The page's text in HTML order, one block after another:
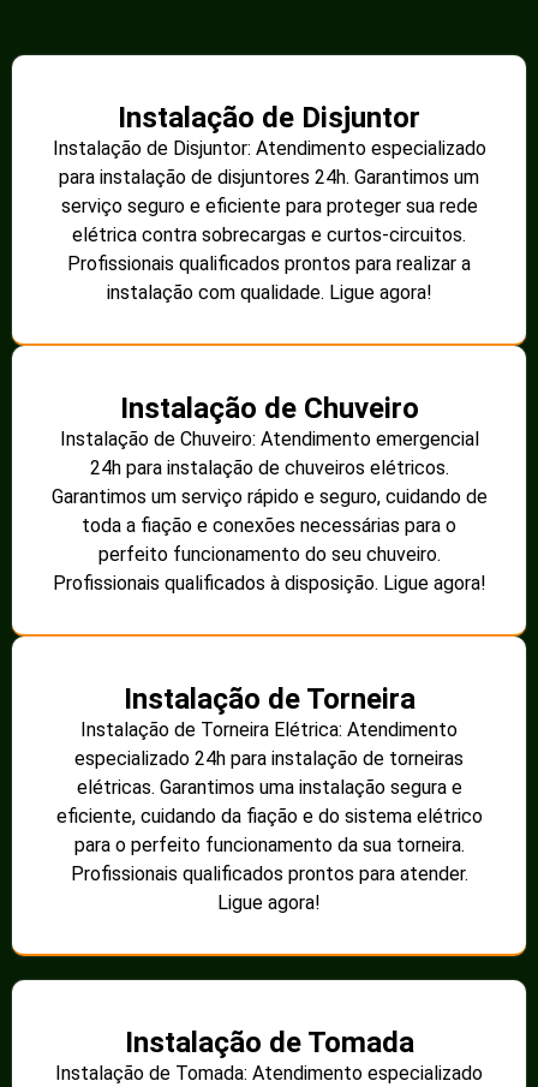
Instalação de Disjuntor
Instalação de Disjuntor: Atendimento especializado
para instalação de disjuntores 24h. Garantimos um
serviço seguro e eficiente para proteger sua rede
elétrica contra sobrecargas e curtos-circuitos.
Profissionais qualificados prontos para realizar a
instalação com qualidade. Ligue agora!
Instalação de Chuveiro
Instalação de Chuveiro: Atendimento emergencial
24h para instalação de chuveiros elétricos.
Garantimos um serviço rápido e seguro, cuidando de
toda a fiação e conexões necessárias para o
perfeito funcionamento do seu chuveiro.
Profissionais qualificados à disposição. Ligue agora!
Instalação de Torneira
Instalação de Torneira Elétrica: Atendimento
especializado 24h para instalação de torneiras
elétricas. Garantimos uma instalação segura e
eficiente, cuidando da fiação e do sistema elétrico
para o perfeito funcionamento da sua torneira.
Profissionais qualificados prontos para atender.
Ligue agora!
Instalação de Tomada
Instalação de Tomada: Atendimento especializado